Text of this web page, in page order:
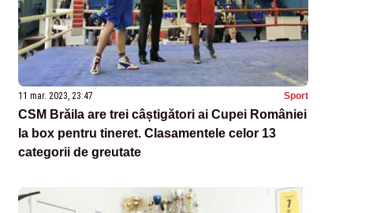
11 mar. 2023, 23:47 Sport
CSM Brăila are trei câștigători ai Cupei României
la box pentru tineret. Clasamentele celor 13
categorii de greutate